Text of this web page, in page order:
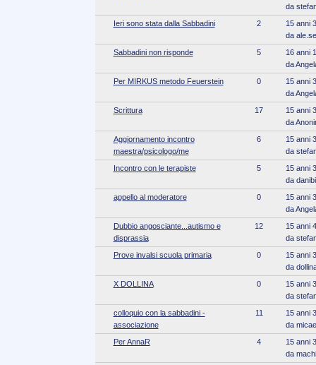
da
Ieri sono stata dalla Sabbadini
2
15 anni
da
Sabbadini non risponde
5
16 anni
da
Per MIRKUS metodo Feuerstein
0
15 anni
da
Scrittura
17
15 anni
da
Aggiornamento incontro
maestra/psicologo/me
6
15 anni
da
Incontro con le terapiste
5
15 anni
da
appello al moderatore
0
15 anni
da
Dubbio angosciante...autismo e
disprassia
12
15 anni
da
Prove invalsi scuola primaria
0
15 anni
da
X DOLLINA
0
15 anni
da
colloquio con la sabbadini -
associazione
11
15 anni
da
Per AnnaR
4
15 anni
da machi